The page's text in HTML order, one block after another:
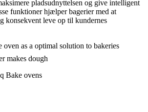
pladsudnyttelsen og give intelligent
funktioner hjælper bagerier med at
konsekvent leve op til kundernes